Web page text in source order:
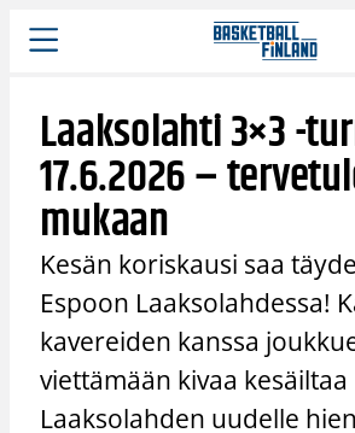
Siirry
sisältöön
Laaksolahti 3×3 -
17.6.2026 –
mukaan
Kesän koriskausi saa
Espoon Laaksolahdessa!
kavereiden kanssa
viettämään kivaa kesäiltaa
Laaksolahden uudelle